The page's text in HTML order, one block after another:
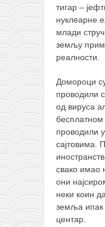
тигар –
нуклеарне
млади
земљу
реалности.
Домороци
проводили
од вируса
бесплатном
проводили
сајтовима.
свако имао
они
неки коин
земља ипак
центар.